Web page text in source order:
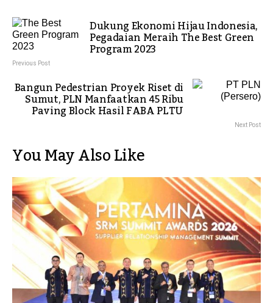
Dukung Ekonomi Hijau Indonesia,
Pegadaian Meraih The Best Green
Program 2023
Previous Post
Bangun Pedestrian Proyek Riset di
Sumut, PLN Manfaatkan 45 Ribu
Paving Block Hasil FABA PLTU
Next Post
You May Also Like